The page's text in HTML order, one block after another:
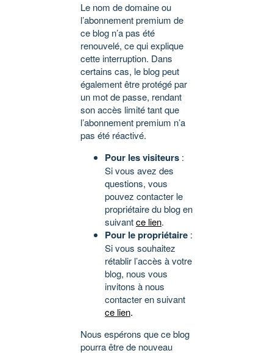
Le nom de domaine ou
l’abonnement premium de
ce blog n’a pas été
renouvelé, ce qui explique
cette interruption. Dans
certains cas, le blog peut
également être protégé par
un mot de passe, rendant
son accès limité tant que
l’abonnement premium n’a
pas été réactivé.
Pour les visiteurs :
Si vous avez des
questions, vous
pouvez contacter le
propriétaire du blog en
suivantce lien.
Pour le propriétaire :
Si vous souhaitez
rétablir l’accès à votre
blog, nous vous
invitons à nous
contacter en suivant
ce lien.
Nous espérons que ce blog
pourra être de nouveau